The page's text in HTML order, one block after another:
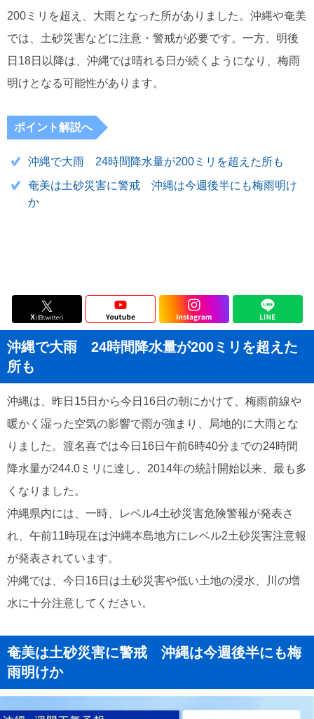
200ミリを超え、大雨となった所がありました。沖縄や奄美
では、土砂災害などに注意・警戒が必要です。一方、明後
日18日以降は、沖縄では晴れる日が続くようになり、梅雨
明けとなる可能性があります。
ポイント解説へ
沖縄で大雨 24時間降水量が200ミリを超えた所も
奄美は土砂災害に警戒 沖縄は今週後半にも梅雨明け
か
沖縄で大雨 24時間降水量が200ミリを超えた
所も
沖縄は、昨日15日から今日16日の朝にかけて、梅雨前線や
暖かく湿った空気の影響で雨が強まり、局地的に大雨とな
りました。渡名喜では今日16日午前6時40分までの24時間
降水量が244.0ミリに達し、2014年の統計開始以来、最も多
くなりました。
沖縄県内には、一時、レベル4土砂災害危険警報が発表さ
れ、午前11時現在は沖縄本島地方にレベル2土砂災害注意報
が発表されています。
沖縄では、今日16日は土砂災害や低い土地の浸水、川の増
水に十分注意してください。
奄美は土砂災害に警戒 沖縄は今週後半にも梅
雨明けか